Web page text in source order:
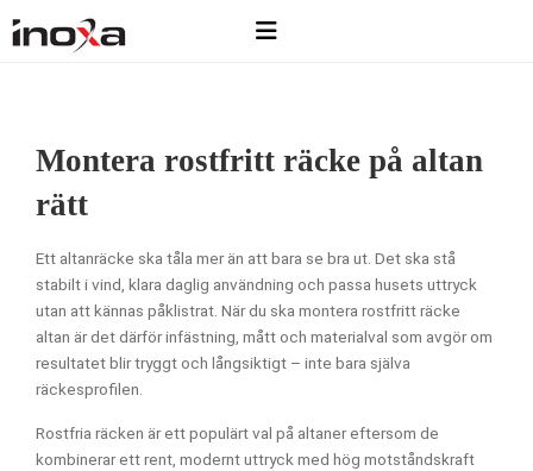
Montera rostfritt räcke på altan
rätt
Ett altanräcke ska tåla mer än att bara se bra ut. Det ska stå
stabilt i vind, klara daglig användning och passa husets uttryck
utan att kännas påklistrat. När du ska montera rostfritt räcke
altan är det därför infästning, mått och materialval som avgör om
resultatet blir tryggt och långsiktigt – inte bara själva
räckesprofilen.
Rostfria räcken är ett populärt val på altaner eftersom de
kombinerar ett rent, modernt uttryck med hög motståndskraft